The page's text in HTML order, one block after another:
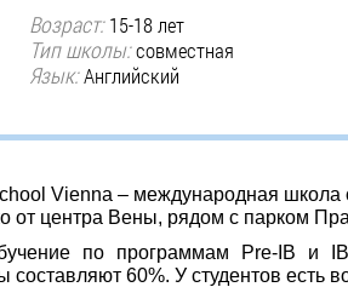
Возраст:15-18 лет
Тип школы:совместная
Язык:Английский
Vienna – международная школа
от центра Вены, рядом с парком
по программам Pre-IB и
составляют 60%. У студентов есть